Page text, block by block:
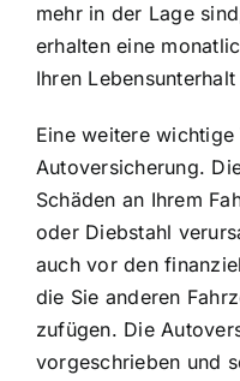
mehr in der Lage
erhalten eine
Ihren
Eine weitere
Autoversicherung.
Schäden an Ihrem
oder Diebstahl
auch vor den
die Sie anderen
zufügen. Die
vorgeschrieben und